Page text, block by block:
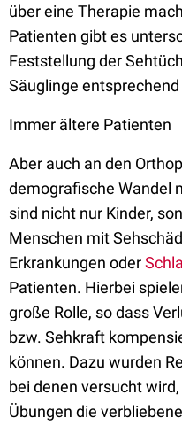
über eine Therapie
Patienten gibt es
Feststellung der
Säuglinge
Immer ältere Patienten
Aber auch an den
demografische Wandel
sind nicht nur Kinder,
Menschen mit
Erkrankungen oder
Patienten. Hierbei
große Rolle, so dass
bzw. Sehkraft
können. Dazu wurden
bei denen versucht
Übungen die